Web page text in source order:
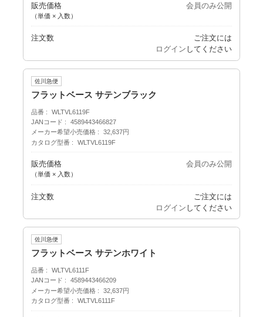
販売価格
（単価 × 入数）
会員のみ公開
注文数
ご注文には
ログイン してください
佐川急便
フラットベース サテンブラック
品番
WLTVL6119F
JANコード
4589443466827
メーカー希望小売価格
32,637円
カタログ型番
WLTVL6119F
販売価格
（単価 × 入数）
会員のみ公開
注文数
ご注文には
ログイン してください
佐川急便
フラットベース サテンホワイト
品番
WLTVL6111F
JANコード
4589443466209
メーカー希望小売価格
32,637円
カタログ型番
WLTVL6111F